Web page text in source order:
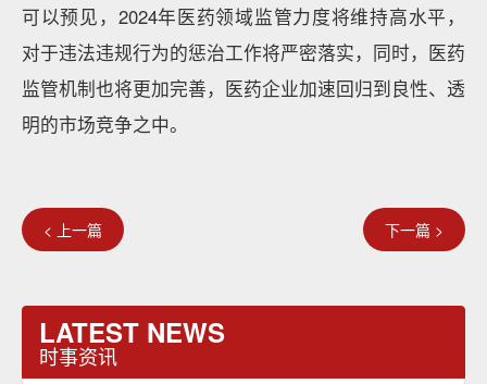
可以预见，2024年医药领域监管力度将维持高水平，
对于违法违规行为的惩治工作将严密落实，同时，医药
监管机制也将更加完善，医药企业加速回归到良性、透
明的市场竞争之中。
< 上一篇 下一篇 >
LATEST NEWS
时事资讯